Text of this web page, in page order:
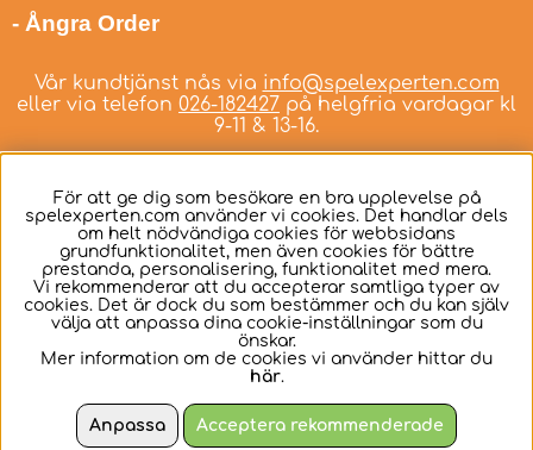
- Ångra Order
Vår kundtjänst nås via info@spelexperten.com
eller via telefon 026-182427 på helgfria vardagar kl
9-11 & 13-16.
Svenska
För att ge dig som besökare en bra upplevelse på
spelexperten.com använder vi cookies. Det handlar dels
om helt nödvändiga cookies för webbsidans
grundfunktionalitet, men även cookies för bättre
prestanda, personalisering, funktionalitet med mera.
Vi rekommenderar att du accepterar samtliga typer av
cookies. Det är dock du som bestämmer och du kan själv
välja att anpassa dina cookie-inställningar som du
önskar.
Mer information om de cookies vi använder hittar du
här.
Anpassa Acceptera rekommenderade